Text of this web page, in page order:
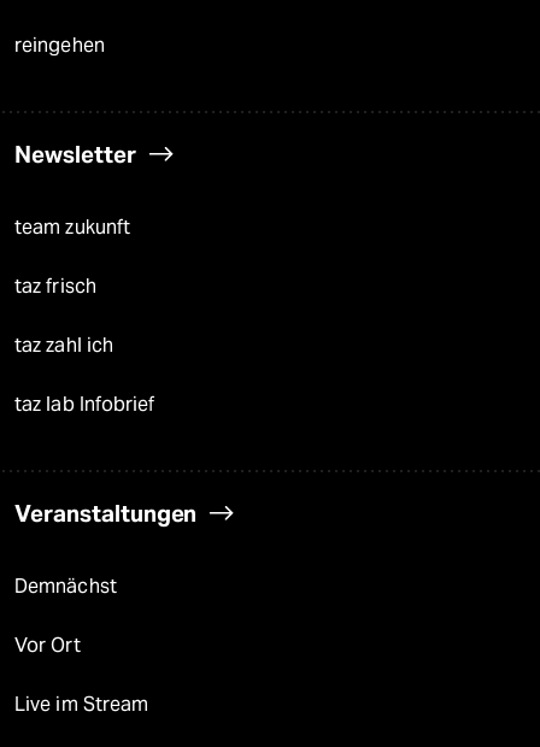
reingehen
Newsletter
team zukunft
taz frisch
taz zahl ich
taz lab Infobrief
Veranstaltungen
Demnächst
Vor Ort
Live im Stream